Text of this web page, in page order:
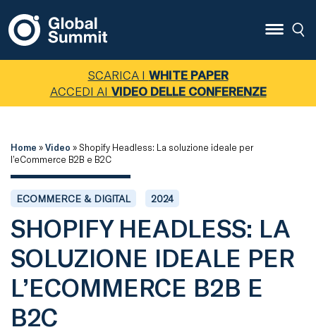
SCARICA I WHITE PAPER
ACCEDI AI VIDEO DELLE CONFERENZE
Home »Video »Shopify Headless: La soluzione ideale per
l’eCommerce B2B e B2C
ECOMMERCE & DIGITAL 2024
SHOPIFY HEADLESS: LA
SOLUZIONE IDEALE PER
L’ECOMMERCE B2B E
B2C